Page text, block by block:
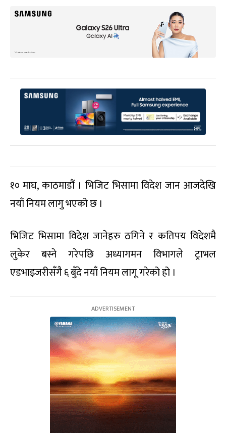
१० माघ, काठमाडौं । भिजिट भिसामा विदेश जान आजदेखि
नयाँ नियम लागु भएको छ ।
भिजिट भिसामा विदेश जानेहरु ठगिने र कतिपय विदेशमै
लुकेर बस्ने गरेपछि अध्यागमन विभागले ट्राभल
एडभाइजरीसँगै ६ बुँदे नयाँ नियम लागू गरेको हो ।